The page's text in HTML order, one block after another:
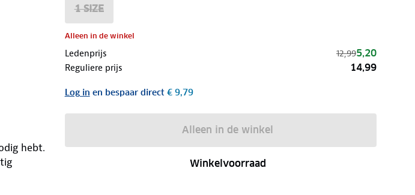
1 SIZE
Alleen in de winkel
Ledenprijs 12,995,20
Reguliere prijs 14,99
Log in en bespaar direct€ 9,79
Alleen in de winkel
Winkelvoorraad
hebt.